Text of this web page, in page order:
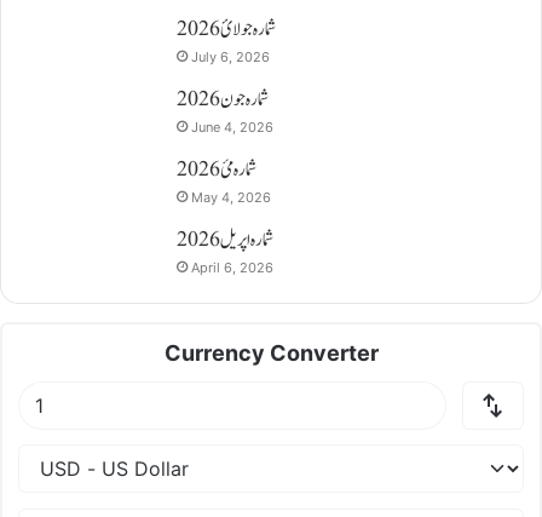
شمارہ جولائ 2026
July 6, 2026
شمارہ جون 2026
June 4, 2026
شمارہ مئ 2026
May 4, 2026
شمارہ اپریل 2026
April 6, 2026
Currency Converter